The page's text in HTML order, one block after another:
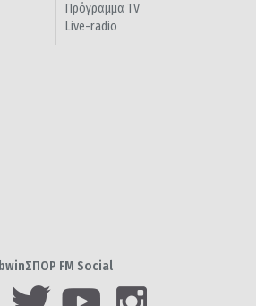
Πρόγραμμα TV
Live-radio
bwinΣΠΟΡ FM Social